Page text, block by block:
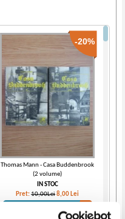
-20%
Thomas Mann - Casa Buddenbrook
(2 volume)
IN STOC
Pret:10,00Lei8,00 Lei